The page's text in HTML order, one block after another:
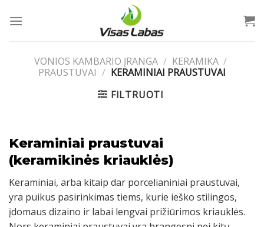
VONIOS KAMBARIO ĮRANGA / KERAMIKA /
PRAUSTUVAI / KERAMINIAI PRAUSTUVAI
FILTRUOTI
Keraminiai praustuvai
(keramikinės kriauklės)
Keraminiai, arba kitaip dar porcelianiniai praustuvai,
yra puikus pasirinkimas tiems, kurie ieško stilingos,
įdomaus dizaino ir labai lengvai prižiūrimos kriauklės.